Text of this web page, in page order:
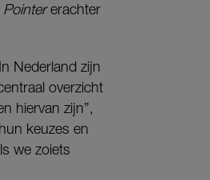
Pointererachter
Nederland zijn
overzicht
hiervan zijn”,
keuzes en
we zoiets